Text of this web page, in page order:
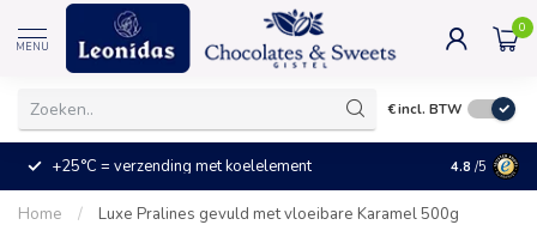
MENU
0
€incl. BTW
+25°C = verzending met koelelement Kleine
4.8 /5
Home / Luxe Pralines gevuld met vloeibare Karamel 500g